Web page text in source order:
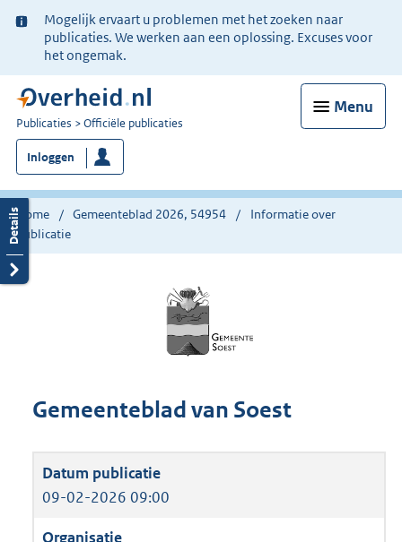
Ter
informatie:
Mogelijk ervaart u problemen met het zoeken naar
publicaties. We werken aan een oplossing. Excuses voor
het ongemak.
Menu
U
bent
nu
hier:
Publicaties Officiële publicaties
Inloggen
Home Gemeenteblad 2026, 54954
Informatie over
publicatie
Gemeenteblad van Soest
09-02-2026 09:00